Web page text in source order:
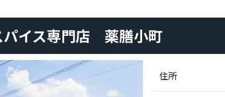
パイス専門店 薬膳小町
住所